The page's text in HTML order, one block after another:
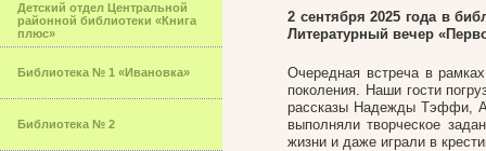
Детский отдел Центральной
районной библиотеки «Книга
плюс»
Библиотека № 1 «Ивановка»
Библиотека № 2
2 сентября 2025 года в
Литературный вечер
Очередная встреча в
поколения. Наши гости
рассказы Надежды Тэффи,
выполняли творческое
жизни и даже играли в